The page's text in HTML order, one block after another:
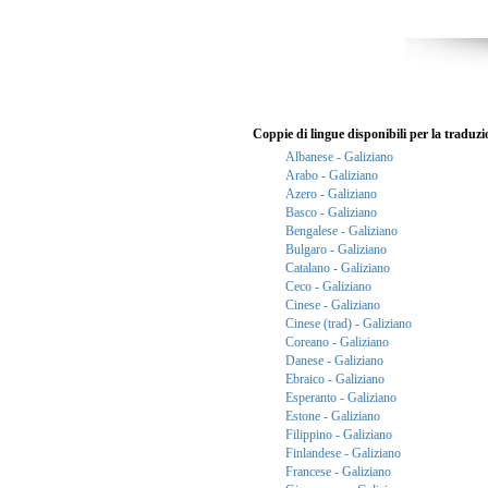
Coppie di lingue disponibili per la
Albanese - Galiziano
Arabo - Galiziano
Azero - Galiziano
Basco - Galiziano
Bengalese - Galiziano
Bulgaro - Galiziano
Catalano - Galiziano
Ceco - Galiziano
Cinese - Galiziano
Cinese (trad) - Galiziano
Coreano - Galiziano
Danese - Galiziano
Ebraico - Galiziano
Esperanto - Galiziano
Estone - Galiziano
Filippino - Galiziano
Finlandese - Galiziano
Francese - Galiziano